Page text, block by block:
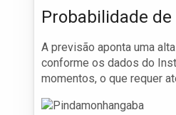
Probabilidade
A previsão aponta uma
conforme os dados do
momentos, o que requer